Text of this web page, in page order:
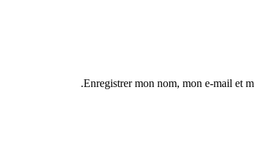
Enregistrer mon nom, mon e-mail et